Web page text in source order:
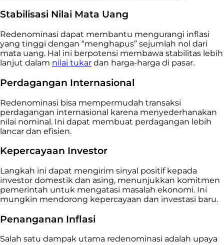
Stabilisasi Nilai Mata Uang
Redenominasi dapat membantu mengurangi inflasi
yang tinggi dengan “menghapus” sejumlah nol dari
mata uang. Hal ini berpotensi membawa stabilitas lebih
lanjut dalam nilai tukar dan harga-harga di pasar.
Perdagangan Internasional
Redenominasi bisa mempermudah transaksi
perdagangan internasional karena menyederhanakan
nilai nominal. Ini dapat membuat perdagangan lebih
lancar dan efisien.
Kepercayaan Investor
Langkah ini dapat mengirim sinyal positif kepada
investor domestik dan asing, menunjukkan komitmen
pemerintah untuk mengatasi masalah ekonomi. Ini
mungkin mendorong kepercayaan dan investasi baru.
Penanganan Inflasi
Salah satu dampak utama redenominasi adalah upaya